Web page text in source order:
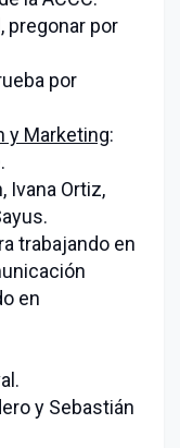
pregonar por
por
y Marketing:
Ivana Ortiz,
trabajando en
en
y Sebastián